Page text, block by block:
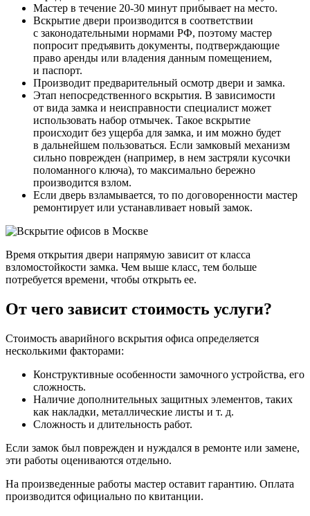
Мастер в течение 20-30 минут прибывает на место.
Вскрытие двери производится в соответствии
с законодательными нормами РФ, поэтому мастер
попросит предъявить документы, подтверждающие
право аренды или владения данным помещением,
и паспорт.
Производит предварительный осмотр двери и замка.
Этап непосредственного вскрытия. В зависимости
от вида замка и неисправности специалист может
использовать набор отмычек. Такое вскрытие
происходит без ущерба для замка, и им можно будет
в дальнейшем пользоваться. Если замковый механизм
сильно поврежден (например, в нем застряли кусочки
поломанного ключа), то максимально бережно
производится взлом.
Если дверь взламывается, то по договоренности мастер
ремонтирует или устанавливает новый замок.
Время открытия двери напрямую зависит от класса
взломостойкости замка. Чем выше класс, тем больше
потребуется времени, чтобы открыть ее.
От чего зависит стоимость услуги?
Стоимость аварийного вскрытия офиса определяется
несколькими факторами:
Конструктивные особенности замочного устройства, его
сложность.
Наличие дополнительных защитных элементов, таких
как накладки, металлические листы и т. д.
Сложность и длительность работ.
Если замок был поврежден и нуждался в ремонте или замене,
эти работы оцениваются отдельно.
На произведенные работы мастер оставит гарантию. Оплата
производится официально по квитанции.